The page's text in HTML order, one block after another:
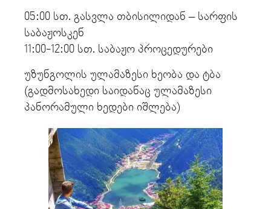
05:00 სთ. გასვლა თბისილიდან – სარფის
საბაჟოსკენ
11:00-12:00 სთ. საბაჟო პროცედურები
უზუნგოლის ულამაზესი ხეობა და ტბა
(გადმოსახედი საიდანაც ულამაზესი
პანორამული ხედები იშლება)